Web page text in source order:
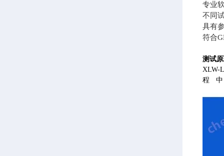
专业
不同
具有
符合
测试
XLW-
程